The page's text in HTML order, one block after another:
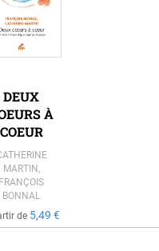
DEUX
À
COEUR
MARTIN,
FRANÇOIS
BONNAL
de 5,49 €